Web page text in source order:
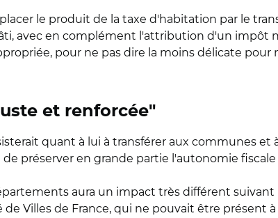
le produit de la taxe d'habitation par le
avec en complément l'attribution d'un impôt
pour ne pas dire la moins délicate pour
et renforcée"
quant à lui à transférer aux communes
préserver en grande partie l'autonomie
aura un impact très différent suivant
Villes de France, qui ne pouvait être présent